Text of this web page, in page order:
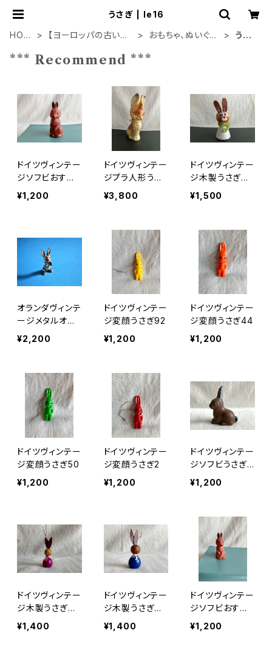
うさぎ | le16
HOM
【ヨーロッパの古いも
おもちゃ、ぬいぐる
うさ
*** Recommend ***
ドイツヴィンテー
ジソフビおすま
しうさぎ 145
¥1,200
ドイツヴィンテー
ジプラ人形うさ
ぎさん
¥3,800
ドイツヴィンテー
ジ木製うさぎオ
ブジェh3
¥1,500
オランダヴィンテ
ージメタルオブ
ジェ子うさぎ
¥2,200
ドイツヴィンテー
ジ変顔うさぎ92
¥1,200
ドイツヴィンテー
ジ変顔うさぎ44
¥1,200
ドイツヴィンテー
ジ変顔うさぎ50
¥1,200
ドイツヴィンテー
ジ変顔うさぎ2
¥1,200
ドイツヴィンテー
ジソフビうさぎ1
70
¥1,200
ドイツヴィンテー
ジ木製うさぎオ
ブジェ101
¥1,400
ドイツヴィンテー
ジ木製うさぎオ
ブジェ13
¥1,400
ドイツヴィンテー
ジソフビおすま
しうさぎ 127
¥1,200